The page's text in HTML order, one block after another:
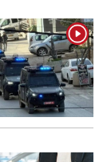
1